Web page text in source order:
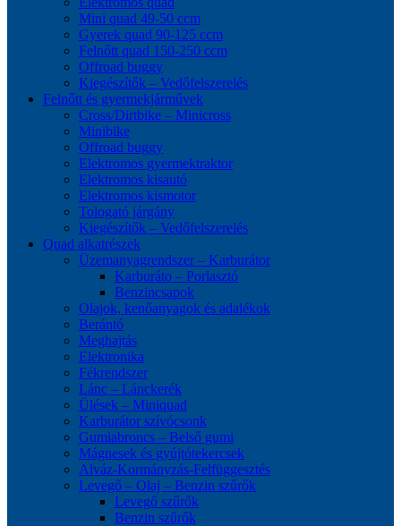
Mini quad 49-50 ccm
Gyerek quad 90-125 ccm
Felnőtt quad 150-250 ccm
Offroad buggy
Kiegészítők – Vedőfelszerelés
Felnőtt és gyermekjárművek
Cross/Dirtbike – Minicross
Minibike
Offroad buggy
Elektromos gyermektraktor
Elektromos kisautó
Elektromos kismotor
Tologató járgány
Kiegészítők – Vedőfelszerelés
Quad alkatrészek
Üzemanyagrendszer – Karburátor
Karburáto – Porlasztó
Benzincsapok
Olajok, kenőanyagok és adalékok
Berántó
Meghajtás
Elektronika
Fékrendszer
Lánc – Lánckerék
Ülések – Miniquad
Karburátor szívócsonk
Gumiabroncs – Belső gumi
Mágnesek és gyújtótekercsek
Alváz-Kormányzás-Felfüggesztés
Levegő – Olaj – Benzin szűrők
Levegő szűrők
Benzin szűrők